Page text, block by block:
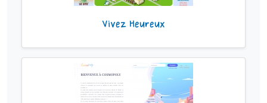
Vivez Heureux